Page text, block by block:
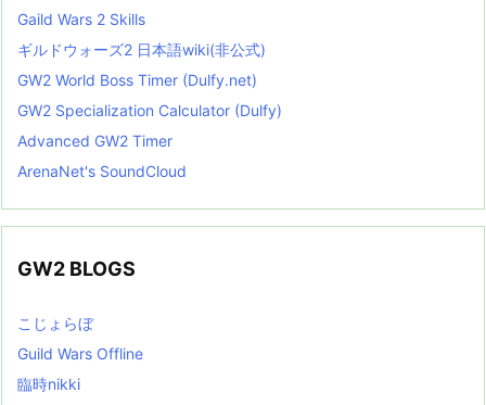
Gaild Wars 2 Skills
ギルドウォーズ2 日本語wiki(非公式)
GW2 World Boss Timer (Dulfy.net)
GW2 Specialization Calculator (Dulfy)
Advanced GW2 Timer
ArenaNet's SoundCloud
GW2 BLOGS
こじょらぼ
Guild Wars Offline
臨時nikki